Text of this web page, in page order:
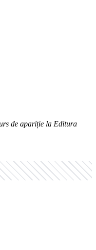
de apariție la Editura